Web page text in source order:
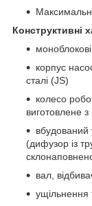
Конструктивні
корпус
сталі (JS)
колесо
виготовлене
вбудований
(дифузор із
вал,
ущільнення